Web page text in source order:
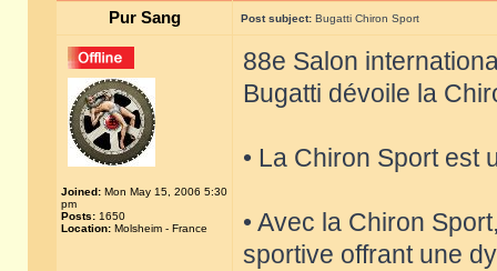
Pur Sang Post subject: Bugatti Chiron Sport
Joined: Mon May 15, 2006 5:30
pm
Posts: 1650
Location: Molsheim - France
88e Salon
Bugatti dévoile la
• La Chiron Sport est
• Avec la Chiron
sportive offrant une